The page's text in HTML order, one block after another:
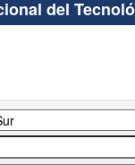
del